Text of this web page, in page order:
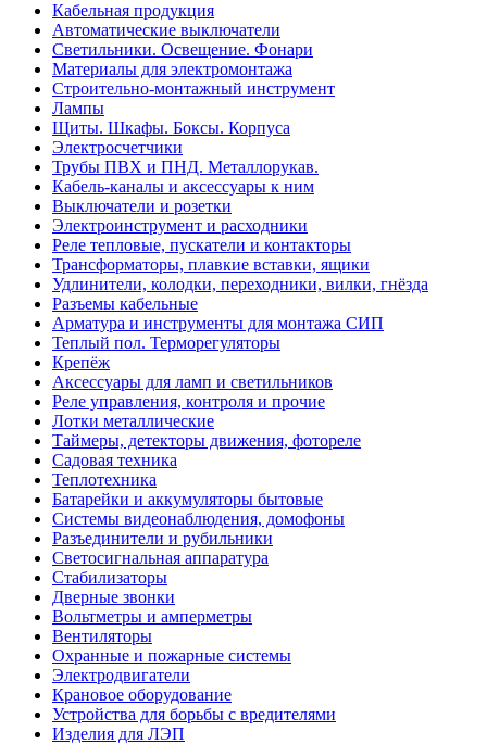
Кабельная продукция
Автоматические выключатели
Светильники. Освещение. Фонари
Материалы для электромонтажа
Строительно-монтажный инструмент
Лампы
Щиты. Шкафы. Боксы. Корпуса
Электросчетчики
Трубы ПВХ и ПНД. Металлорукав.
Кабель-каналы и аксессуары к ним
Выключатели и розетки
Электроинструмент и расходники
Реле тепловые, пускатели и контакторы
Трансформаторы, плавкие вставки, ящики
Удлинители, колодки, переходники, вилки, гнёзда
Разъемы кабельные
Арматура и инструменты для монтажа СИП
Теплый пол. Терморегуляторы
Крепёж
Аксессуары для ламп и светильников
Реле управления, контроля и прочие
Лотки металлические
Таймеры, детекторы движения, фотореле
Садовая техника
Теплотехника
Батарейки и аккумуляторы бытовые
Системы видеонаблюдения, домофоны
Разъединители и рубильники
Светосигнальная аппаратура
Стабилизаторы
Дверные звонки
Вольтметры и амперметры
Вентиляторы
Охранные и пожарные системы
Электродвигатели
Крановое оборудование
Устройства для борьбы с вредителями
Изделия для ЛЭП